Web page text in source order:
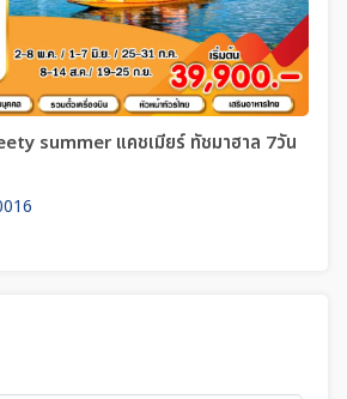
summer แคชเมียร์ ทัชมาฮาล 7วัน